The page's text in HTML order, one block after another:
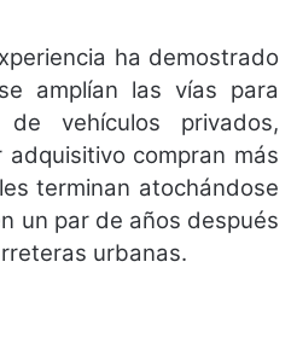
ha demostrado
amplían las vías para
vehículos privados,
compran más
terminan atochándose
un par de años después
urbanas.